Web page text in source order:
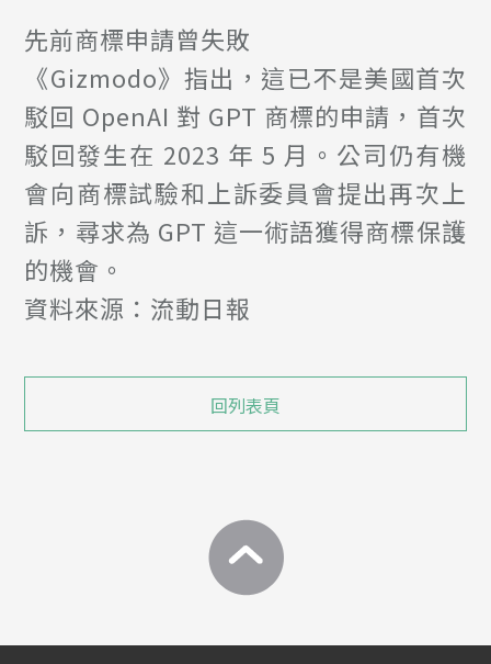
先前商標申請曾失敗
《Gizmodo》指出，這已不是美國首次
駁回 OpenAI 對 GPT 商標的申請，首次
駁回發生在 2023 年 5 月。公司仍有機
會向商標試驗和上訴委員會提出再次上
訴，尋求為 GPT 這一術語獲得商標保護
的機會。
資料來源：流動日報
回列表頁